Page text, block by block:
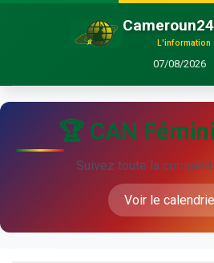
L'information
07/08/2026
🏆 CAN
Suivez toute la
Voir le